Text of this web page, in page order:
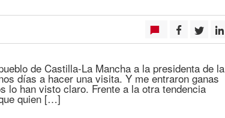
de Castilla-La Mancha a la presidenta de la
días a hacer una visita. Y me entraron ganas
lo han visto claro. Frente a la otra tendencia
quien […]